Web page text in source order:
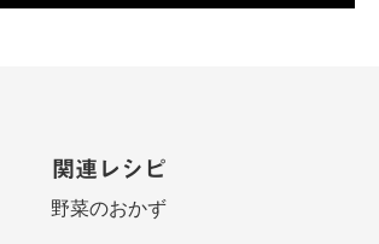
関連レシピ
野菜のおかず